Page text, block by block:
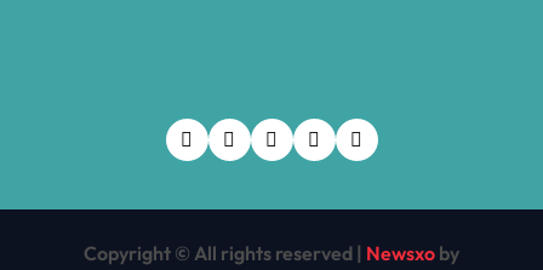
Copyright © All rights reserved | Newsxo by